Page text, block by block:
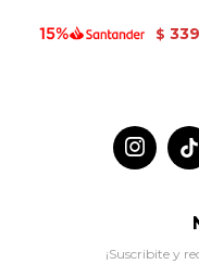
$ 339

¡Suscribite y